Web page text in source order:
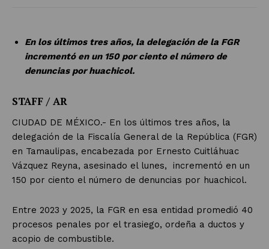
En los últimos tres años, la delegación de la FGR
incrementó en un 150 por ciento el número de
denuncias por huachicol.
STAFF / AR
CIUDAD DE MÉXICO.- En los últimos tres años, la
delegación de la Fiscalía General de la República (FGR)
en Tamaulipas, encabezada por Ernesto Cuitláhuac
Vázquez Reyna, asesinado el lunes, incrementó en un
150 por ciento el número de denuncias por huachicol.
Entre 2023 y 2025, la FGR en esa entidad promedió 40
procesos penales por el trasiego, ordeña a ductos y
acopio de combustible.